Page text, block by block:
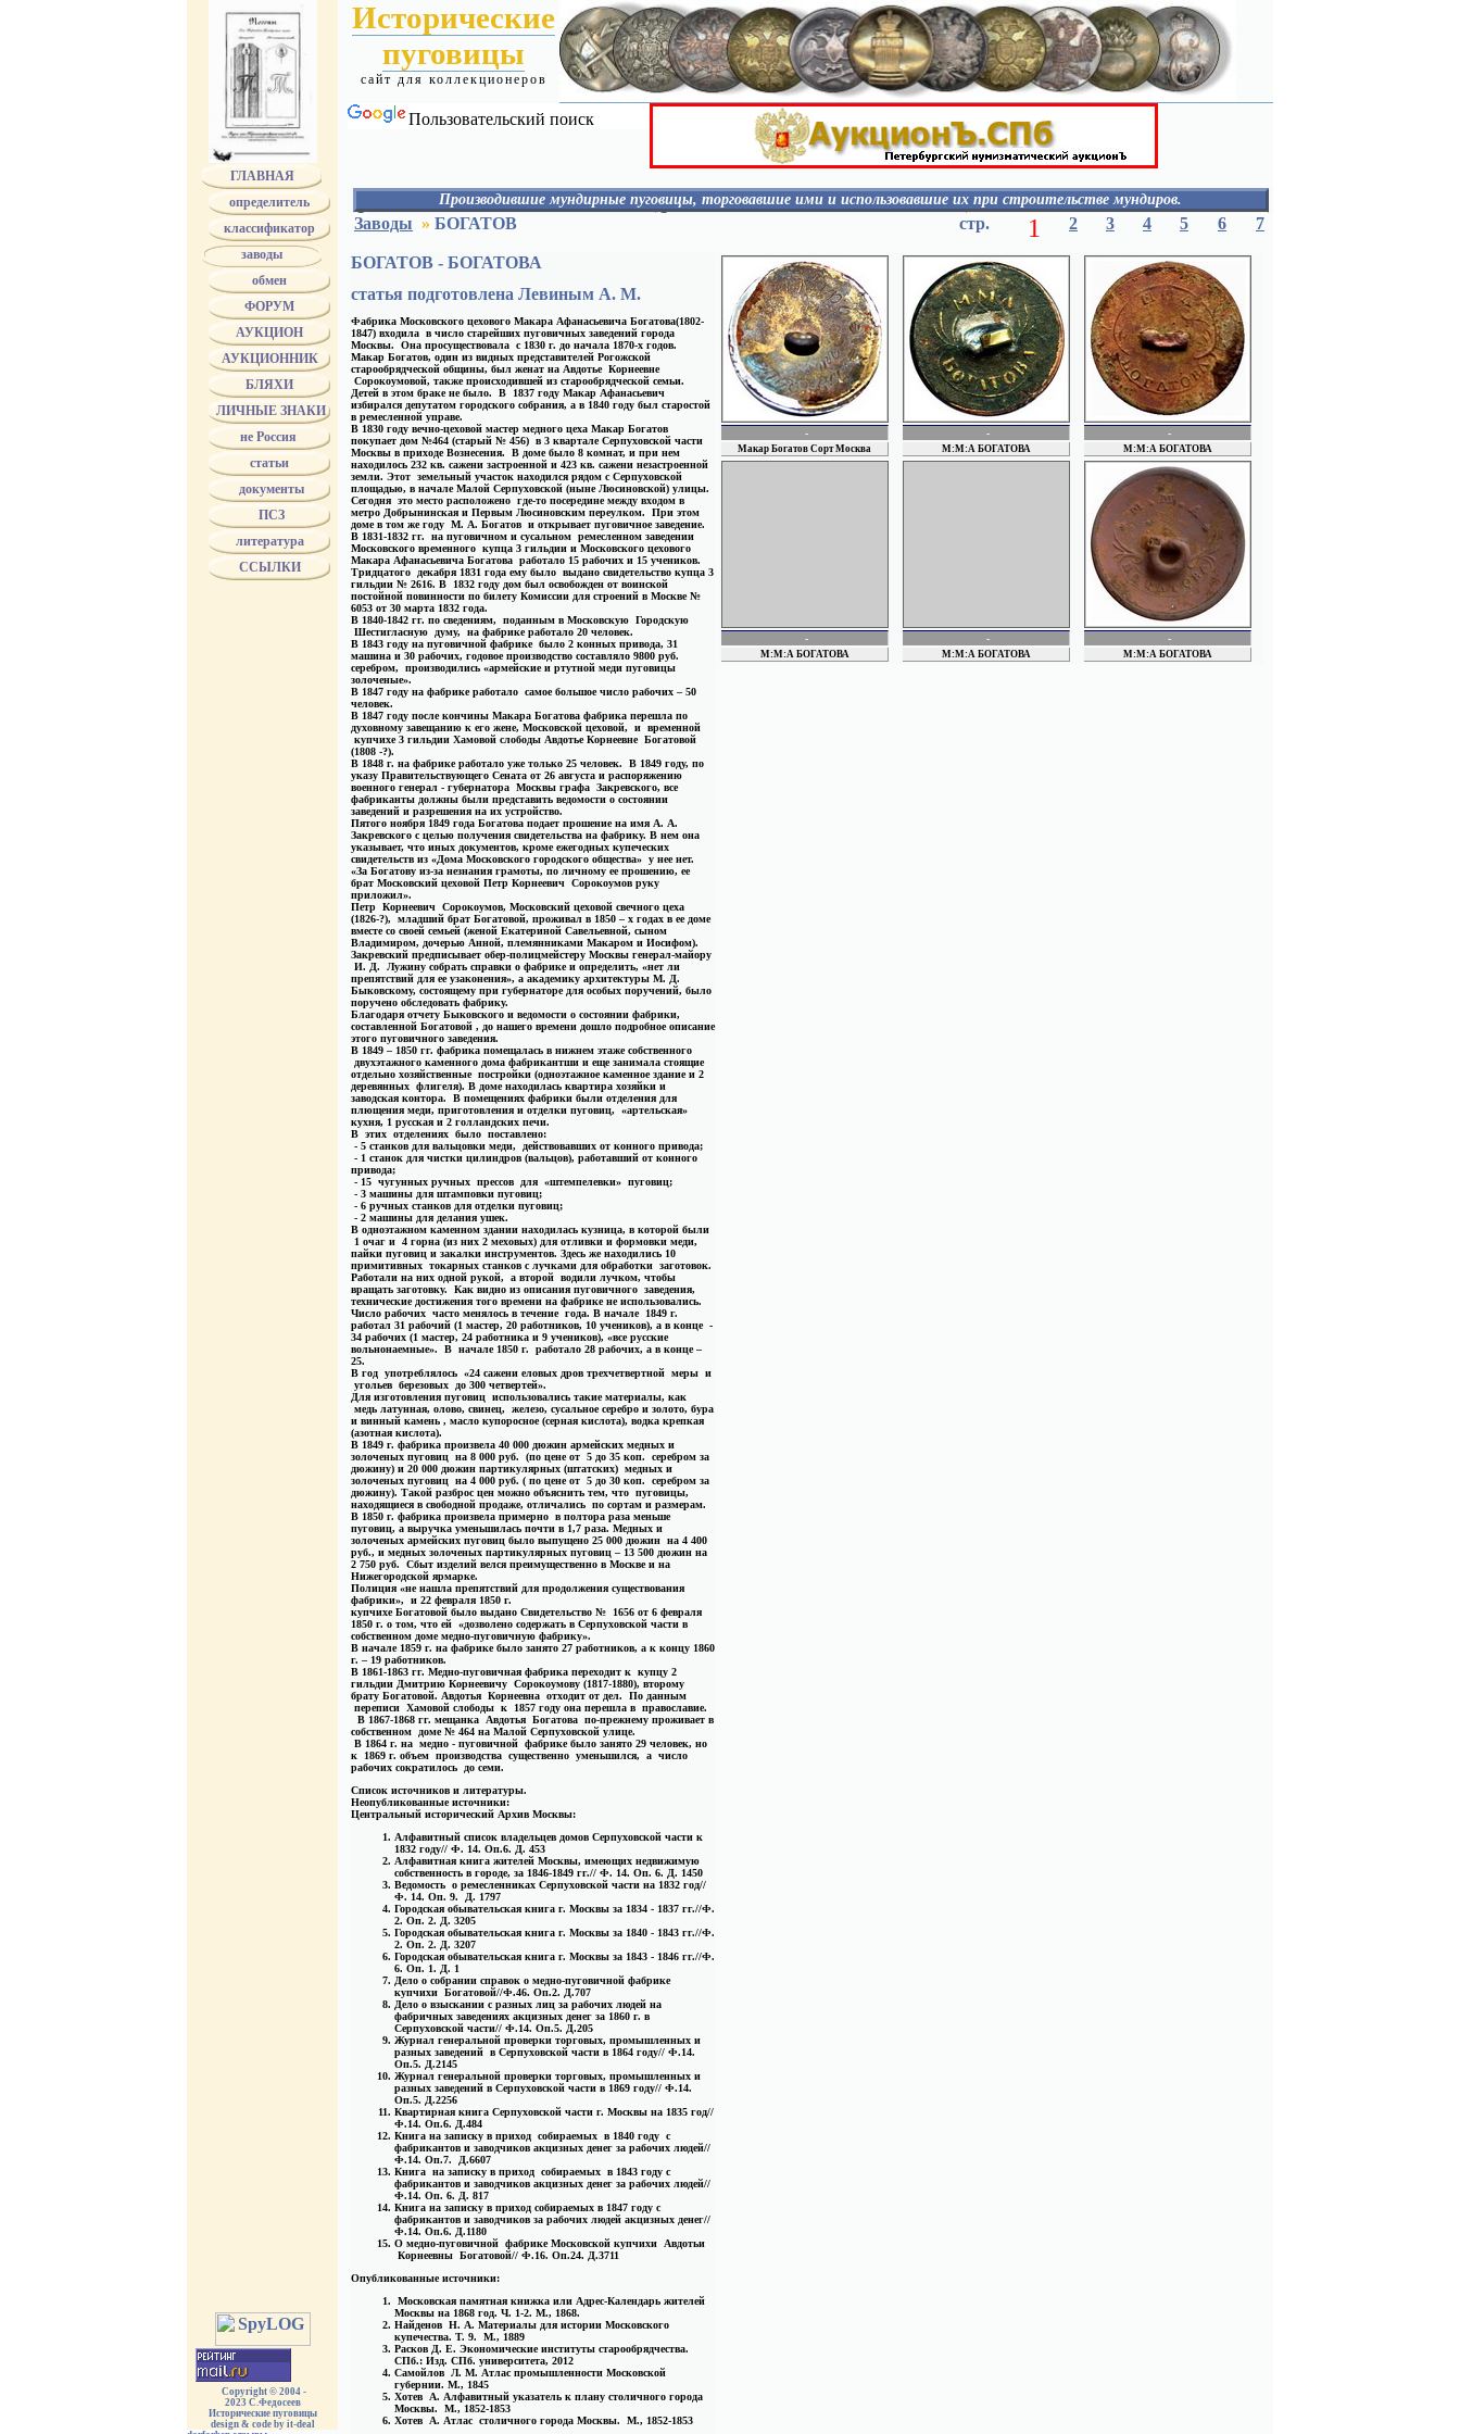
ГЛАВНАЯ
определитель
классификатор
заводы
обмен
ФОРУМ
АУКЦИОН
АУКЦИОННИК
БЛЯХИ
ЛИЧНЫЕ ЗНАКИ
не Россия
статьи
документы
ПСЗ
литература
ССЫЛКИ
Copyright © 2004 -
2023 С.Федосеев
Исторические пуговицы
design & code by it-deal
Исторические
пуговицы
сайт для коллекционеров
Пользовательский поиск
Производившие мундирные пуговицы, торговавшие ими и использовавшие их при строительстве мундиров.
АЛЕКС
АЛАФУЗОВ
АЭАО
БЕРГМАН
БОГАТОВ - БОГАТОВА
БОГДАНОВ
БОЛДИН
БОЛХОВИТИН
БРАТЬЯ БОВДЗЕЙ
БРАТЬЯ ВУНДЕР
Bruder Schneider Wien
БУНИ
БУРОВ
БУХ
ТРАНШЕЛЬ и БУХ
БУХ
БУХ - поставщик двора ЕИВ
"БР.БУХ"
Biertumpfel
ВОЛКОВ
ВОЛЧЕНИНОВ
ГВАРД. ЭКОНОМ. ОБЩ.
ГЕЗЕХУС
ГРИБЕШОК
ДМИТРИЕВ
ДОРОНИН
DELIWEN
DUTKIEWICZ
ЖОЛОБОВ
ЗБУК
ЗЕНЧЕНКО
ЗЛОКАЗОВЫ
ЗУЗИН
КИРЮХИН
КИВЕР и БЕРМАН
КОМАРОВ
КОПЕЙКИНЫ
КОРНЕВ
КУВШИННИКОВ
КУРГАНОВ
КУЧКИН
ЛАСС
ЛЕВШТЕЙН
ЛЕЙБОВИЧ
LIDICKE
LABOR
LIDVALL
ЛИНДЕН
ЛИВЕНЦОВ
MAEDICKE
МАЛИКОВЫ
МИЛЕЕВ
НУССБАУМ
ПАВЛОВ
ПГ (СПБ) ПУГОВ. МАНУФ..
ПЕТРОВ
ПОБЕДА
Пугов. фабр. из Люденшайда
РАКУЗИН
РАПОПОРТ
РЕЩИКОВЫ
РОЗЕНБЕРГ
РОГОВ
РЫБАКОВ
Рус. акц. общ. "Марс"
РУСЬ
Rykert
СЕМЕНОВ СЕРГЕЙ
СЕМЕНОВ
СЕРГЕЕВ
СЕРОВ
СЛАВА
СОКОЛОВ
СОЛОВЬЕВ
Товарищество "Мандль и Райц"
ФРЕЙДЕНБЕРГ
ЭРЛИХ
Заводы » БОГАТОВ стр. 1 2 3 4 5 6 7
БОГАТОВ - БОГАТОВА
статья подготовлена Левиным А. М.
Фабрика Московского цехового Макара Афанасьевича Богатова(1802-
1847) входила в число старейших пуговичных заведений города
Москвы. Она просуществовала с 1830 г. до начала 1870-х годов.
Макар Богатов, один из видных представителей Рогожской
старообрядческой общины, был женат на Авдотье Корнеевне
Сорокоумовой, также происходившей из старообрядческой семьи.
Детей в этом браке не было. В 1837 году Макар Афанасьевич
избирался депутатом городского собрания, а в 1840 году был старостой
в ремесленной управе.
В 1830 году вечно-цеховой мастер медного цеха Макар Богатов
покупает дом №464 (старый № 456) в 3 квартале Серпуховской части
Москвы в приходе Вознесения. В доме было 8 комнат, и при нем
находилось 232 кв. сажени застроенной и 423 кв. сажени незастроенной
земли. Этот земельный участок находился рядом с Серпуховской
площадью, в начале Малой Серпуховской (ныне Люсиновской) улицы.
Сегодня это место расположено где-то посередине между входом в
метро Добрынинская и Первым Люсиновским переулком. При этом
доме в том же году М. А. Богатов и открывает пуговичное заведение.
В 1831-1832 гг. на пуговичном и сусальном ремесленном заведении
Московского временного купца 3 гильдии и Московского цехового
Макара Афанасьевича Богатова работало 15 рабочих и 15 учеников.
Тридцатого декабря 1831 года ему было выдано свидетельство купца 3
гильдии № 2616. В 1832 году дом был освобожден от воинской
постойной повинности по билету Комиссии для строений в Москве №
6053 от 30 марта 1832 года.
В 1840-1842 гг. по сведениям, поданным в Московскую Городскую
Шестигласную думу, на фабрике работало 20 человек.
В 1843 году на пуговичной фабрике было 2 конных привода, 31
машина и 30 рабочих, годовое производство составляло 9800 руб.
серебром, производились «армейские и ртутной меди пуговицы
золоченые».
В 1847 году на фабрике работало самое большое число рабочих – 50
человек.
В 1847 году после кончины Макара Богатова фабрика перешла по
духовному завещанию к его жене, Московской цеховой, и временной
купчихе 3 гильдии Хамовой слободы Авдотье Корнеевне Богатовой
(1808 -?).
В 1848 г. на фабрике работало уже только 25 человек. В 1849 году, по
указу Правительствующего Сената от 26 августа и распоряжению
военного генерал - губернатора Москвы графа Закревского, все
фабриканты должны были представить ведомости о состоянии
заведений и разрешения на их устройство.
Пятого ноября 1849 года Богатова подает прошение на имя А. А.
Закревского с целью получения свидетельства на фабрику. В нем она
указывает, что иных документов, кроме ежегодных купеческих
свидетельств из «Дома Московского городского общества» у нее нет.
«За Богатову из-за незнания грамоты, по личному ее прошению, ее
брат Московский цеховой Петр Корнеевич Сорокоумов руку
приложил».
Петр Корнеевич Сорокоумов, Московский цеховой свечного цеха
(1826-?), младший брат Богатовой, проживал в 1850 – х годах в ее доме
вместе со своей семьей (женой Екатериной Савельевной, сыном
Владимиром, дочерью Анной, племянниками Макаром и Иосифом).
Закревский предписывает обер-полицмейстеру Москвы генерал-майору
И. Д. Лужину собрать справки о фабрике и определить, «нет ли
препятствий для ее узаконения», а академику архитектуры М. Д.
Быковскому, состоящему при губернаторе для особых поручений, было
поручено обследовать фабрику.
Благодаря отчету Быковского и ведомости о состоянии фабрики,
составленной Богатовой , до нашего времени дошло подробное описание
этого пуговичного заведения.
В 1849 – 1850 гг. фабрика помещалась в нижнем этаже собственного
двухэтажного каменного дома фабрикантши и еще занимала стоящие
отдельно хозяйственные постройки (одноэтажное каменное здание и 2
деревянных флигеля). В доме находилась квартира хозяйки и
заводская контора. В помещениях фабрики были отделения для
плющения меди, приготовления и отделки пуговиц, «артельская»
кухня, 1 русская и 2 голландских печи.
В этих отделениях было поставлено:
- 5 станков для вальцовки меди, действовавших от конного привода;
- 1 станок для чистки цилиндров (вальцов), работавший от конного
привода;
- 15 чугунных ручных прессов для «штемпелевки» пуговиц;
- 3 машины для штамповки пуговиц;
- 6 ручных станков для отделки пуговиц;
- 2 машины для делания ушек.
В одноэтажном каменном здании находилась кузница, в которой были
1 очаг и 4 горна (из них 2 меховых) для отливки и формовки меди,
пайки пуговиц и закалки инструментов. Здесь же находились 10
примитивных токарных станков с лучками для обработки заготовок.
Работали на них одной рукой, а второй водили лучком, чтобы
вращать заготовку. Как видно из описания пуговичного заведения,
технические достижения того времени на фабрике не использовались.
Число рабочих часто менялось в течение года. В начале 1849 г.
работал 31 рабочий (1 мастер, 20 работников, 10 учеников), а в конце -
34 рабочих (1 мастер, 24 работника и 9 учеников), «все русские
вольнонаемные». В начале 1850 г. работало 28 рабочих, а в конце –
25.
В год употреблялось «24 сажени еловых дров трехчетвертной меры и
угольев березовых до 300 четвертей».
Для изготовления пуговиц использовались такие материалы, как
медь латунная, олово, свинец, железо, сусальное серебро и золото, бура
и винный камень , масло купоросное (серная кислота), водка крепкая
(азотная кислота).
В 1849 г. фабрика произвела 40 000 дюжин армейских медных и
золоченых пуговиц на 8 000 руб. (по цене от 5 до 35 коп. серебром за
дюжину) и 20 000 дюжин партикулярных (штатских) медных и
золоченых пуговиц на 4 000 руб. ( по цене от 5 до 30 коп. серебром за
дюжину). Такой разброс цен можно объяснить тем, что пуговицы,
находящиеся в свободной продаже, отличались по сортам и размерам.
В 1850 г. фабрика произвела примерно в полтора раза меньше
пуговиц, а выручка уменьшилась почти в 1,7 раза. Медных и
золоченых армейских пуговиц было выпущено 25 000 дюжин на 4 400
руб., и медных золоченых партикулярных пуговиц – 13 500 дюжин на
2 750 руб. Сбыт изделий велся преимущественно в Москве и на
Нижегородской ярмарке.
Полиция «не нашла препятствий для продолжения существования
фабрики», и 22 февраля 1850 г.
купчихе Богатовой было выдано Свидетельство № 1656 от 6 февраля
1850 г. о том, что ей «дозволено содержать в Серпуховской части в
собственном доме медно-пуговичную фабрику».
В начале 1859 г. на фабрике было занято 27 работников, а к концу 1860
г. – 19 работников.
В 1861-1863 гг. Медно-пуговичная фабрика переходит к купцу 2
гильдии Дмитрию Корнеевичу Сорокоумову (1817-1880), второму
брату Богатовой. Авдотья Корнеевна отходит от дел. По данным
переписи Хамовой слободы к 1857 году она перешла в православие.
В 1867-1868 гг. мещанка Авдотья Богатова по-прежнему проживает в
собственном доме № 464 на Малой Серпуховской улице.
В 1864 г. на медно - пуговичной фабрике было занято 29 человек, но
к 1869 г. объем производства существенно уменьшился, а число
рабочих сократилось до семи.
Список источников и литературы.
Неопубликованные источники:
Центральный исторический Архив Москвы:
Алфавитный список владельцев домов Серпуховской части к
1832 году// Ф. 14. Оп.6. Д. 453
Алфавитная книга жителей Москвы, имеющих недвижимую
собственность в городе, за 1846-1849 гг.// Ф. 14. Оп. 6. Д. 1450
Ведомость о ремесленниках Серпуховской части на 1832 год//
Ф. 14. Оп. 9. Д. 1797
Городская обывательская книга г. Москвы за 1834 - 1837 гг.//Ф.
2. Оп. 2. Д. 3205
Городская обывательская книга г. Москвы за 1840 - 1843 гг.//Ф.
2. Оп. 2. Д. 3207
Городская обывательская книга г. Москвы за 1843 - 1846 гг.//Ф.
6. Оп. 1. Д. 1
Дело о собрании справок о медно-пуговичной фабрике
купчихи Богатовой//Ф.46. Оп.2. Д.707
Дело о взыскании с разных лиц за рабочих людей на
фабричных заведениях акцизных денег за 1860 г. в
Серпуховской части// Ф.14. Оп.5. Д.205
Журнал генеральной проверки торговых, промышленных и
разных заведений в Серпуховской части в 1864 году// Ф.14.
Оп.5. Д.2145
Журнал генеральной проверки торговых, промышленных и
разных заведений в Серпуховской части в 1869 году// Ф.14.
Оп.5. Д.2256
Квартирная книга Серпуховской части г. Москвы на 1835 год//
Ф.14. Оп.6. Д.484
Книга на записку в приход собираемых в 1840 году с
фабрикантов и заводчиков акцизных денег за рабочих людей//
Ф.14. Оп.7. Д.6607
Книга на записку в приход собираемых в 1843 году с
фабрикантов и заводчиков акцизных денег за рабочих людей//
Ф.14. Оп. 6. Д. 817
Книга на записку в приход собираемых в 1847 году с
фабрикантов и заводчиков за рабочих людей акцизных денег//
Ф.14. Оп.6. Д.1180
О медно-пуговичной фабрике Московской купчихи Авдотьи
Корнеевны Богатовой// Ф.16. Оп.24. Д.3711
Опубликованные источники:
Московская памятная книжка или Адрес-Календарь жителей
Москвы на 1868 год. Ч. 1-2. М., 1868.
Найденов Н. А. Материалы для истории Московского
купечества. Т. 9. М., 1889
Расков Д. Е. Экономические институты старообрядчества.
СПб.: Изд. СПб. университета, 2012
Самойлов Л. М. Атлас промышленности Московской
губернии. М., 1845
Хотев А. Алфавитный указатель к плану столичного города
Москвы. М., 1852-1853
Хотев А. Атлас столичного города Москвы. М., 1852-1853
-
Макар Богатов Сорт Москва
-
М:М:А БОГАТОВА
-
М:М:А БОГАТОВА
-
М:М:А БОГАТОВА
-
М:М:А БОГАТОВА
-
М:М:А БОГАТОВА